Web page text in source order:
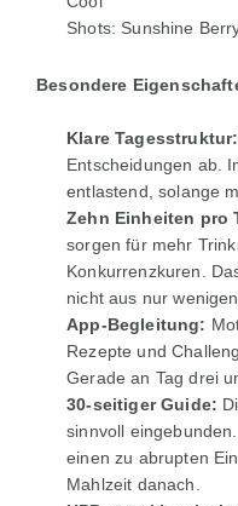
Shots: Sunshine
Besondere
Klare Tagesstruktur:
Entscheidungen ab.
entlastend, solange
Zehn Einheiten pro
sorgen für mehr
Konkurrenzkuren.
nicht aus nur
App-Begleitung:
Rezepte und
Gerade an Tag drei
30-seitiger Guide:
sinnvoll
einen zu abrupten
Mahlzeit danach.